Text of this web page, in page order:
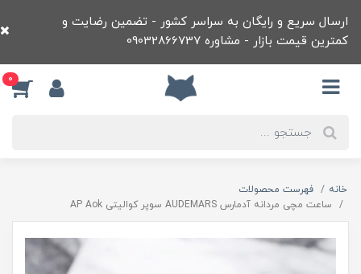
ارسال سریع و رایگان به سراسر کشور - تضمین رضایت و
کمترین قیمت بازار - مشاوره 09032866737
0
خانه
فهرست محصولات
ساعت مچی مردانه آدمارس AUDEMARS سوپر کوالیتی AP Aok